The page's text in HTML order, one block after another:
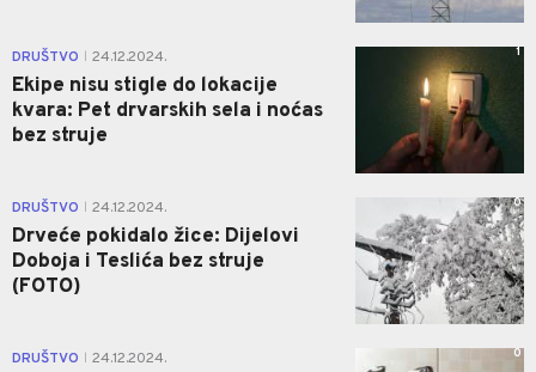
DRUŠTVO 24.12.2024.
Ekipe nisu stigle do lokacije
kvara: Pet drvarskih sela i noćas
bez struje
1
DRUŠTVO 24.12.2024.
Drveće pokidalo žice: Dijelovi
Doboja i Teslića bez struje
(FOTO)
0
DRUŠTVO 24.12.2024. 0